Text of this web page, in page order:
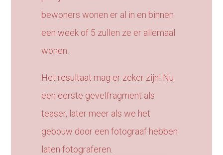
bewoners wonen er al in en binnen
een week of 5 zullen ze er allemaal
wonen.
Het resultaat mag er zeker zijn! Nu
een eerste gevelfragment als
teaser, later meer als we het
gebouw door een fotograaf hebben
laten fotograferen.